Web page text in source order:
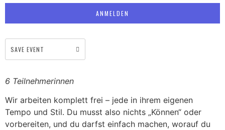
ANMELDEN
SAVE EVENT
6 Teilnehmerinnen
Wir arbeiten komplett frei – jede in ihrem eigenen
Tempo und Stil. Du musst also nichts „Können“ oder
vorbereiten, und du darfst einfach machen, worauf du